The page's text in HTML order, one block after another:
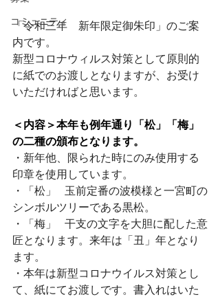
コミュニティ
「令和三年　新年限定御朱印」のご案
内です。
新型コロナウィルス対策として原則的
に紙でのお渡しとなりますが、お受け
いただければと思います。
＜内容＞本年も例年通り「松」「梅」
の二種の頒布となります。
・新年他、限られた時にのみ使用する
印章を使用しています。⁠⠀
⁠・「松」⁠⠀玉前定番の波模様と一宮町の
シンボルツリーである黒松。⁠⠀
・「梅」   干支の文字を大胆に配した意
匠となります。来年は「丑」年となり
ます。
・本年は新型コロナウイルス対策とし
て、紙にてお渡しです。書入れはいた